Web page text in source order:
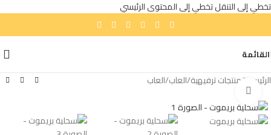
تخطي إلى التنقلتخطي إلى المحتوى الرئيسي
القائمة
الرئيسية/منتجات ترفيهية/العاب/العاب